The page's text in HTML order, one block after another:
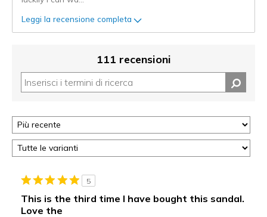
Leggi la recensione completa
111 recensioni
5
This is the third time I have bought this sandal.
Love the